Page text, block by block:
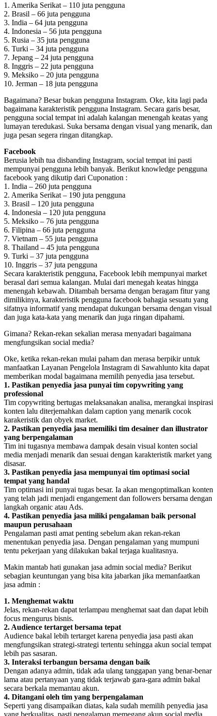
1. Amerika Serikat – 110 juta pengguna
2. Brasil – 66 juta pengguna
3. India – 64 juta pengguna
4. Indonesia – 56 juta pengguna
5. Rusia – 35 juta pengguna
6. Turki – 34 juta pengguna
7. Jepang – 24 juta pengguna
8. Inggris – 22 juta pengguna
9. Meksiko – 20 juta pengguna
10. Jerman – 18 juta pengguna
Bagaimana? Besar bukan pengguna Instagram. Oke, kita lagi pada
bagaimana karakteristik pengguna Instagram. Secara garis besar,
pengguna social tempat ini adalah kalangan menengah keatas yang
lumayan teredukasi. Suka bersama dengan visual yang menarik, dan
juga pesan segera ringan ditangkap.
Facebook
Berusia lebih tua disbanding Instagram, social tempat ini pasti
mempunyai pengguna lebih banyak. Berikut knowledge pengguna
facebook yang dikutip dari Cuponation :
1. India – 260 juta pengguna
2. Amerika Serikat – 190 juta pengguna
3. Brasil – 120 juta pengguna
4. Indonesia – 120 juta pengguna
5. Meksiko – 76 juta pengguna
6. Filipina – 66 juta pengguna
7. Vietnam – 55 juta pengguna
8. Thailand – 45 juta pengguna
9. Turki – 37 juta pengguna
10. Inggris – 37 juta pengguna
Secara karakteristik pengguna, Facebook lebih mempunyai market
berasal dari semua kalangan. Mulai dari menegah keatas hingga
menengah kebawah. Ditambah bersama dengan beragam fitur yang
dimilikinya, karakteristik pengguna facebook bahagia sesuatu yang
sifatnya informatif yang mendapat dukungan bersama dengan visual
dan juga kata-kata yang menarik dan juga ringan dipahami.
Gimana? Rekan-rekan sekalian merasa menyadari bagaimana
mengfungsikan social media?
Oke, ketika rekan-rekan mulai paham dan merasa berpikir untuk
manfaatkan Layanan Pengelola Instagram di Sawahlunto kita dapat
memberikan modal bagaimana memilih penyedia jasa tersebut.
1. Pastikan penyedia jasa punyai tim copywriting yang
professional
Tim copywriting bertugas melaksanakan analisa, merangkai inspirasi
konten lalu diterjemahkan dalam caption yang menarik cocok
karakeristik dan obyek market.
2. Pastikan penyedia jasa memiliki tim desainer dan illustrator
yang berpengalaman
Tim ini tugasnya membawa dampak desain visual konten social
media menjadi menarik dan sesuai dengan karakteristik market yang
disasar.
3. Pastikan penyedia jasa mempunyai tim optimasi social
tempat yang handal
Tim optimasi ini punyai tugas besar. Ia akan mengoptimalkan konten
yang telah jadi menjadi engangement dan followers bersama dengan
langkah organic atau Ads.
4. Pastikan penyedia jasa miliki pengalaman baik personal
maupun perusahaan
Pengalaman pasti amat penting sebelum akan rekan-rekan
menentukan penyedia jasa. Dengan pengalaman yang mumpuni
tentu pekerjaan yang dilakukan bakal terjaga kualitasnya.
Makin mantab hati gunakan jasa admin social media? Berikut
sebagian keuntungan yang bisa kita jabarkan jika memanfaatkan
jasa admin :
1. Menghemat waktu
Jelas, rekan-rekan dapat terlampau menghemat saat dan dapat lebih
focus mengurus bisnis.
2. Audience tertarget bersama tepat
Audience bakal lebih tertarget karena penyedia jasa pasti akan
mengfungsikan strategi-strategi tertentu sehingga akun social tempat
lebih pas sasaran.
3. Interaksi terbangun bersama dengan baik
Dengan adanya admin, tidak ada ulang tanggapan yang benar-benar
lama atau pertanyaan yang tidak terjawab gara-gara admin bakal
secara berkala memantau akun.
4. Ditangani oleh tim yang berpengalaman
Seperti yang disampaikan diatas, kala sudah memilih penyedia jasa
yang berkualitas, pasti pengalaman memegang akun social media